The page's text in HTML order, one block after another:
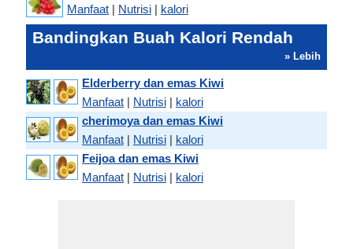
Manfaat | Nutrisi | kalori
Bandingkan Buah Kalori Rendah
» Lebih
Elderberry dan emas Kiwi
Manfaat | Nutrisi | kalori
cherimoya dan emas Kiwi
Manfaat | Nutrisi | kalori
Feijoa dan emas Kiwi
Manfaat | Nutrisi | kalori